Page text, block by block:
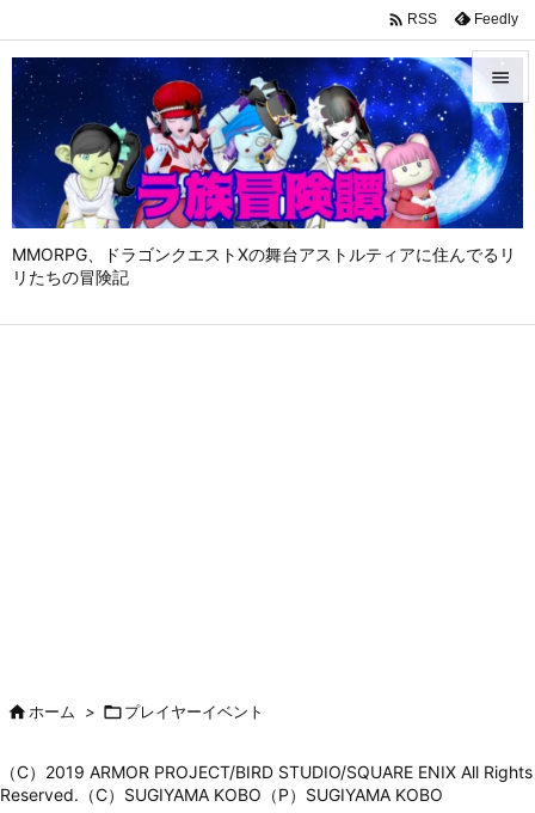
MMORPG、ドラゴンクエストⅩの舞台アストルティアに住んでるリ
リたちの冒険記


メニュ

サイド

 RSS Feedly
ホーム > プレイヤーイベント
（C）2019 ARMOR PROJECT/BIRD STUDIO/SQUARE ENIX All Rights
Reserved.（C）SUGIYAMA KOBO（P）SUGIYAMA KOBO